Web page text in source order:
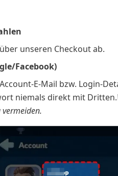
unseren Checkout ab.
Facebook)
E-Mail bzw. Login-
niemals direkt mit Dritten.